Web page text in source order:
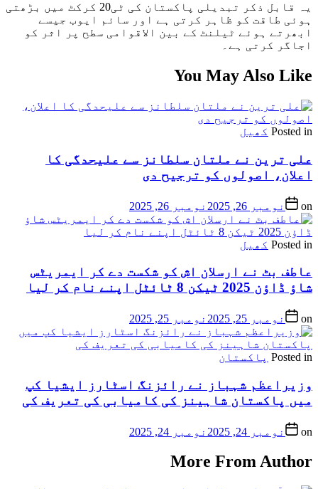
یہ قابل ذکر تبدیلی پاکستان کی ٹی20 کرکٹ میں بڑھتی
ہوئی طاقت کو ظاہر کرتی ہے اور سائم ایوب جیسے
ابھرتے ہوئے ٹیلنٹ کے بین الاقوامی سطح پر اثر کو
اجاگر کرتی ہے۔
You May Also Like
Posted in کھیل
علی ترین نے ملتان سلطانز سے علیحدگی کا
اعلان، اصولوں کو ترجیح دی
on نومبر 26, 2025 نومبر 26, 2025
Posted in کھیل
عاطف بٹ نے ارسلان اش کو شکست دے کر ایمریٹس
شاؤ ڈاؤن 2025 ٹیکن 8 ٹائٹل اپنے نام کر لیا
on نومبر 25, 2025 نومبر 25, 2025
Posted in پاکستان
وزیراعظم شہباز نے رائزنگ اسٹارز ایشیا کپ
میں پاکستان شاہینز کی کامیابی کی تعریف کی
on نومبر 24, 2025 نومبر 24, 2025
More From Author